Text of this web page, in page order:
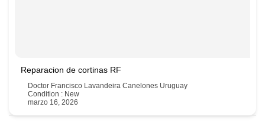
Reparacion de cortinas RF
Doctor Francisco Lavandeira Canelones Uruguay
Condition : New
marzo 16, 2026